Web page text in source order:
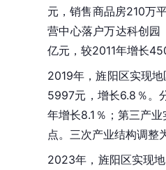
元，销售商品房210万
营中心落户万达科创园
亿元，较2011年增长
2019年，旌阳区实现
5997元，增长6.8％。
年增长8.1％；第三产
点。三次产业结构调整
2023年，旌阳区实现